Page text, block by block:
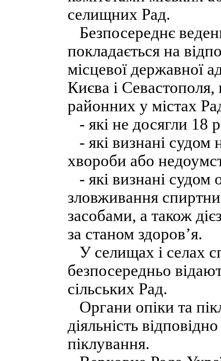
селищних Рад.
Безпосереднє
покладається на
місцевої державної
Києва і Севастополя,
районних у містах
- які не досягли 18
- які визнані судом
хвороби або
- які визнані судом
зловживання
засобами, а також
за станом здоров’я.
У селищах і селах
безпосередньо
сільських Рад.
Органи опіки та
діяльність
піклування.